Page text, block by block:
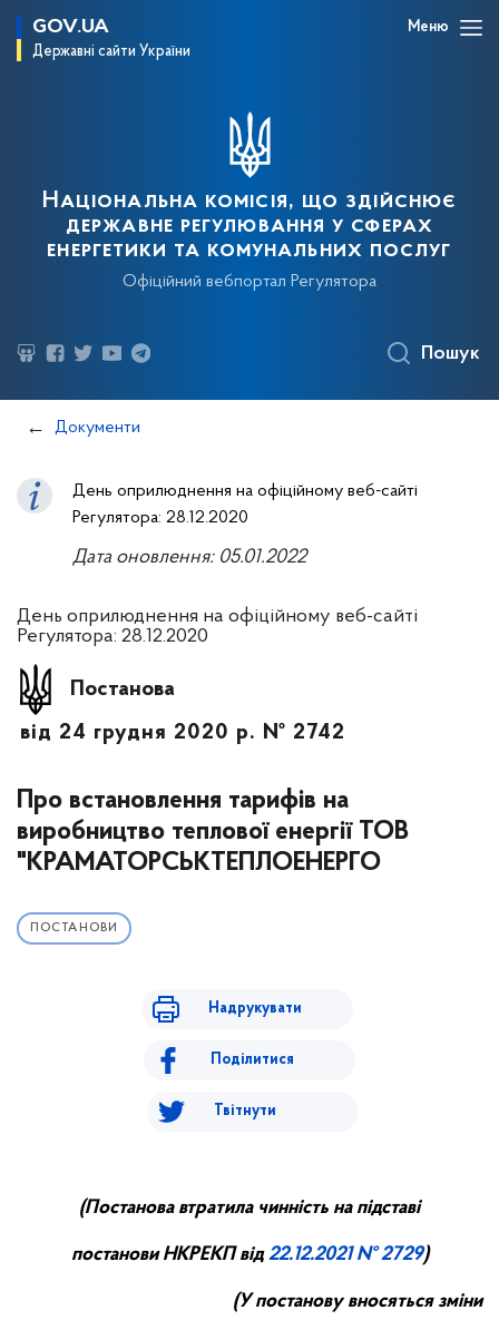
GOV.UA
Державні сайти України
Меню
Національна комісія, що здійснює
державне регулювання у сферах
енергетики та комунальних послуг
Офіційний вебпортал Регулятора
Пошук
Документи
День оприлюднення на офіційному веб-сайті
Регулятора: 28.12.2020
Дата оновлення: 05.01.2022
День оприлюднення на офіційному веб-сайті
Регулятора: 28.12.2020
Постанова
від 24 грудня 2020 р. № 2742
Про встановлення тарифів на
виробництво теплової енергії ТОВ
"КРАМАТОРСЬКТЕПЛОЕНЕРГО
ПОСТАНОВИ
Надрукувати
Поділитися
Твітнути
(Постанова втратила чинність на підставі
постанови НКРЕКПвід22.12.2021№ 2729)
(У постанову вносяться зміни